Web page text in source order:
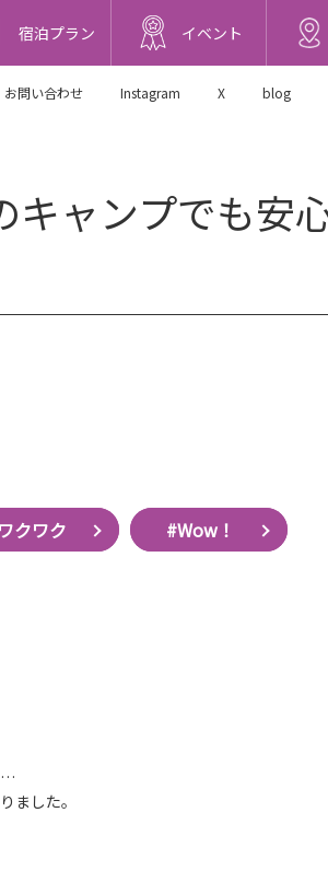
宿泊プラン イベント
お問い合わせ Instagram X blog
キャンプでも安
クワク #Wow！
…
ました。